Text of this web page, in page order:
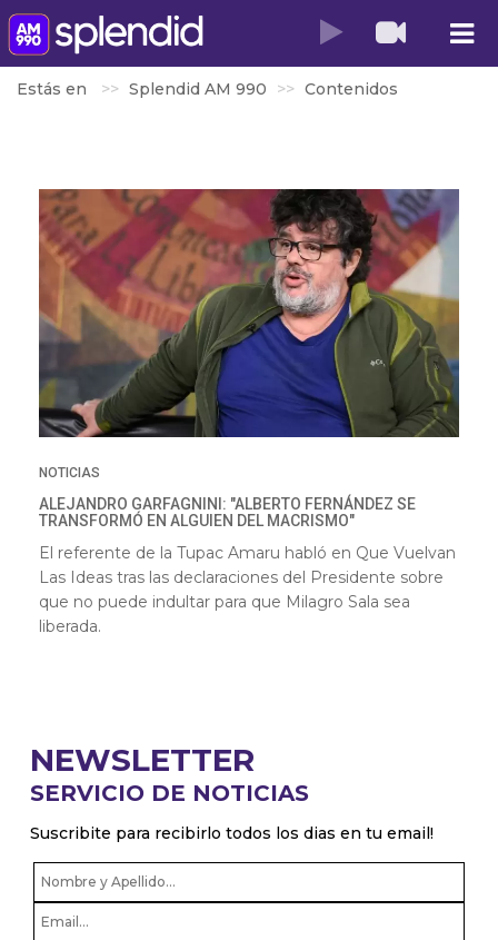
Estás en Splendid AM 990 Contenidos
NOTICIAS
ALEJANDRO GARFAGNINI: "ALBERTO FERNÁNDEZ SE
TRANSFORMÓ EN ALGUIEN DEL MACRISMO"
El referente de la Tupac Amaru habló en Que Vuelvan
Las Ideas tras las declaraciones del Presidente sobre
que no puede indultar para que Milagro Sala sea
liberada.
NEWSLETTER
SERVICIO DE NOTICIAS
Suscribite para recibirlo todos los dias en tu email!